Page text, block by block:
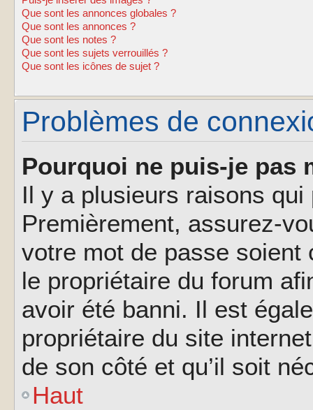
Que sont les annonces globales ?
Que sont les annonces ?
Que sont les notes ?
Que sont les sujets verrouillés ?
Que sont les icônes de sujet ?
Problèmes de
Pourquoi ne puis-je pas
Il y a plusieurs raisons
Premièrement, assurez-
votre mot de passe soient
le propriétaire du forum
avoir été banni. Il est
propriétaire du site
de son côté et qu’il soit
Haut